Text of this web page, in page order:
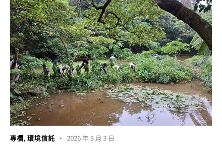
專欄,環境信託 2026 年 3 月 3 日